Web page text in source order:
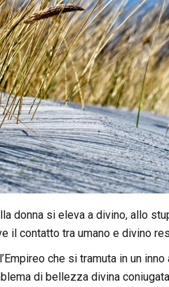
donna si eleva a divino, allo
il contatto tra umano e divino
che si tramuta in un
di bellezza divina